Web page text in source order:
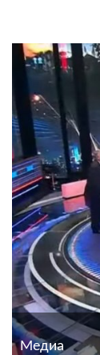
Медиа